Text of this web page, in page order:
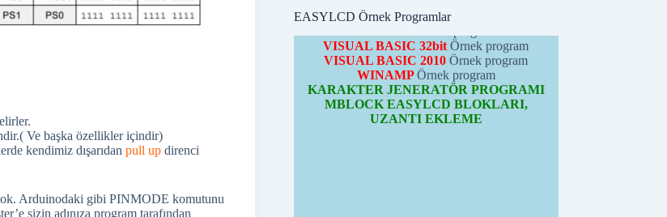
Ve başka özellikler içindir)
kendimiz dışarıdan pull up direnci
yok. Arduinodaki gibi PINMODE komutunu
sizin adınıza program tarafından
EASYLCD Örnek Programlar
VISUAL BASIC 2010
WINAMPÖrnek program
KARAKTER JENERATÖR PROGRAMI
MBLOCK EASYLCD BLOKLARI,
UZANTI EKLEME